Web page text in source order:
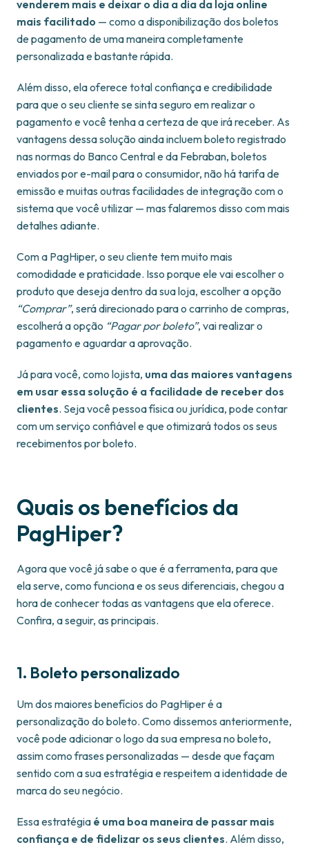
venderem mais e deixar o dia a dia da loja online
mais facilitado — como a disponibilização dos boletos
de pagamento de uma maneira completamente
personalizada e bastante rápida.
Além disso, ela oferece total confiança e credibilidade
para que o seu cliente se sinta seguro em realizar o
pagamento e você tenha a certeza de que irá receber. As
vantagens dessa solução ainda incluem boleto registrado
nas normas do Banco Central e da Febraban, boletos
enviados por e-mail para o consumidor, não há tarifa de
emissão e muitas outras facilidades de integração com o
sistema que você utilizar — mas falaremos disso com mais
detalhes adiante.
Com a PagHiper, o seu cliente tem muito mais
comodidade e praticidade. Isso porque ele vai escolher o
produto que deseja dentro da sua loja, escolher a opção
“Comprar”, será direcionado para o carrinho de compras,
escolherá a opção “Pagar por boleto”, vai realizar o
pagamento e aguardar a aprovação.
Já para você, como lojista, uma das maiores vantagens
em usar essa solução é a facilidade de receber dos
clientes. Seja você pessoa física ou jurídica, pode contar
com um serviço confiável e que otimizará todos os seus
recebimentos por boleto.
Quais os benefícios da
PagHiper?
Agora que você já sabe o que é a ferramenta, para que
ela serve, como funciona e os seus diferenciais, chegou a
hora de conhecer todas as vantagens que ela oferece.
Confira, a seguir, as principais.
1. Boleto personalizado
Um dos maiores benefícios do PagHiper é a
personalização do boleto. Como dissemos anteriormente,
você pode adicionar o logo da sua empresa no boleto,
assim como frases personalizadas — desde que façam
sentido com a sua estratégia e respeitem a identidade de
marca do seu negócio.
Essa estratégia é uma boa maneira de passar mais
confiança e de fidelizar os seus clientes. Além disso,